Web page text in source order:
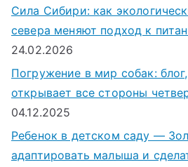
Сила Сибири: как
севера меняют подход к
24.02.2026
Погружение в мир собак:
открывает все стороны
04.12.2025
Ребенок в детском саду —
адаптировать малыша и